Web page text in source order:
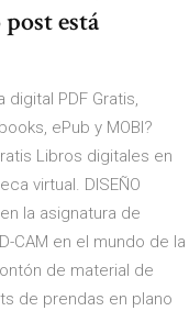
está
PDF Gratis,
ePub y MOBI?
Libros digitales en
virtual. DISEÑO
la asignatura de
CAM en el mundo de la
de material de
de prendas en plano